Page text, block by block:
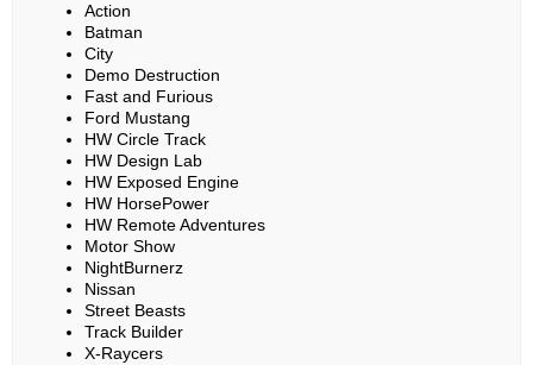
Action
Batman
City
Demo Destruction
Fast and Furious
Ford Mustang
HW Circle Track
HW Design Lab
HW Exposed Engine
HW HorsePower
HW Remote Adventures
Motor Show
NightBurnerz
Nissan
Street Beasts
Track Builder
X-Raycers